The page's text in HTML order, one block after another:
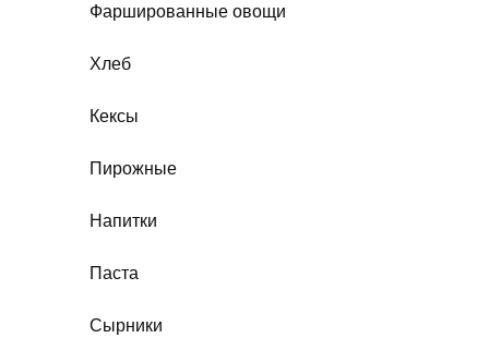
Фаршированные овощи
Хлеб
Кексы
Пирожные
Напитки
Паста
Сырники